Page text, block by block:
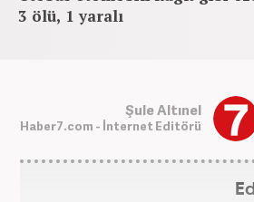
3 ölü, 1 yaralı
Şule Altınel
Haber7.com - İnternet Editörü